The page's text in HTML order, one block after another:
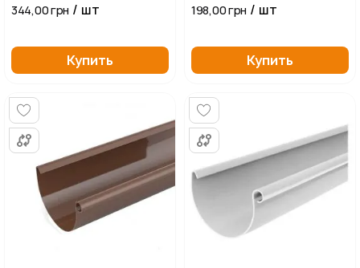
344,00 грн / шт
Купить
198,00 грн / шт
Купить